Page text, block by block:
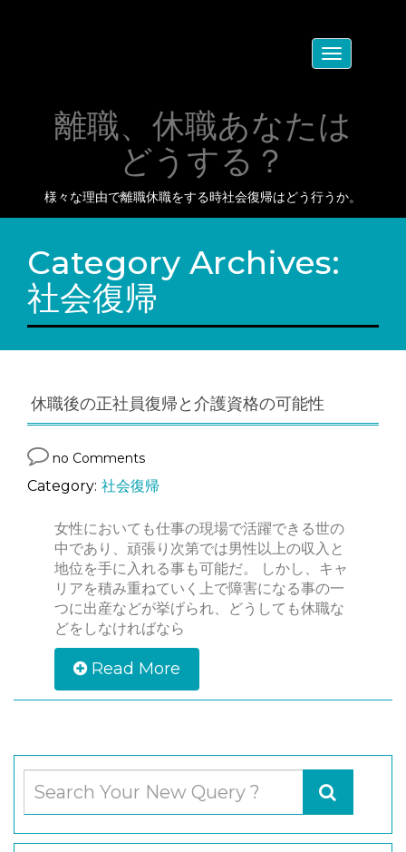
Toggle
navigation
離職、休職あなたは
どうする？
様々な理由で離職休職をする時社会復帰はどう行うか。
Category Archives:
社会復帰
休職後の正社員復帰と介護資格の可能性
no Comments
Category: 社会復帰
女性においても仕事の現場で活躍できる世の
中であり、頑張り次第では男性以上の収入と
地位を手に入れる事も可能だ。 しかし、キャ
リアを積み重ねていく上で障害になる事の一
つに出産などが挙げられ、どうしても休職な
どをしなければなら
Read More